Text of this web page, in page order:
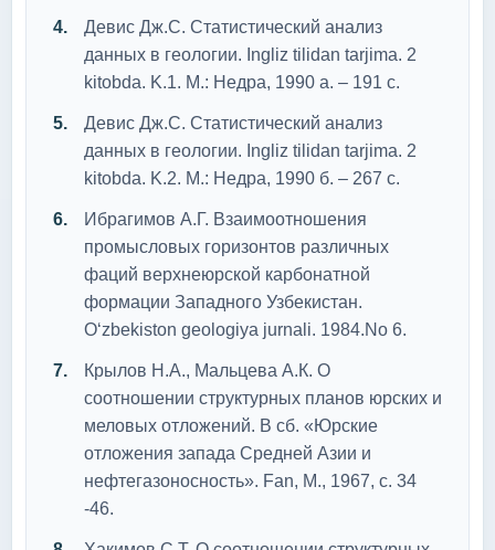
Девис Дж.С. Статистический анализ
данных в геологии. Ingliz tilidan tarjima. 2
kitobda. K.1. М.: Недра, 1990 а. – 191 с.
Девис Дж.С. Статистический анализ
данных в геологии. Ingliz tilidan tarjima. 2
kitobda. K.2. М.: Недра, 1990 б. – 267 с.
Ибрагимов А.Г. Взаимоотношения
промысловых горизонтов различных
фаций верхнеюрской карбонатной
формации Западного Узбекистан.
O‘zbekiston geologiya jurnali. 1984.No 6.
Крылов Н.А., Мальцева А.К. О
соотношении структурных планов юрских и
меловых отложений. В сб. «Юрские
отложения запада Средней Азии и
нефтегазоносность». Fan, М., 1967, с. 34
-46.